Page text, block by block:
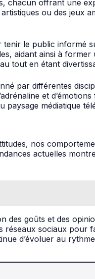
chacun offrant une
ou des jeux
le public informé
aidant ainsi à
tout en étant
par différentes
et
médiatique
nos
actuelles
goûts et des
réseaux sociaux
d’évoluer au